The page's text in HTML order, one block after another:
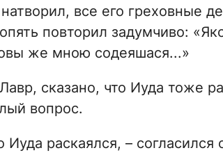
все его греховные
повторил задумчиво:
же мною содеяшася...»
сказано, что Иуда тоже
вопрос.
Иуда раскаялся, –